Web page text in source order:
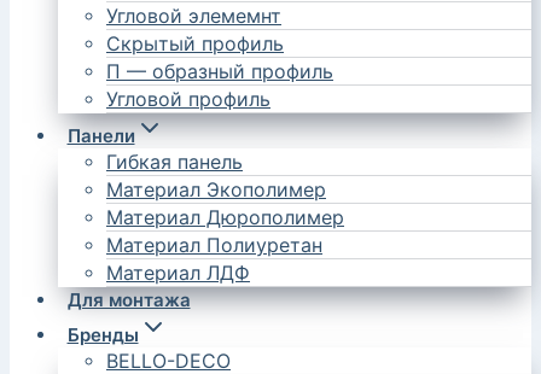
Угловой элемемнт
Скрытый профиль
П — образный профиль
Угловой профиль
Панели
Гибкая панель
Материал Экополимер
Материал Дюрополимер
Материал Полиуретан
Материал ЛДФ
Для монтажа
Бренды
BELLO-DECO